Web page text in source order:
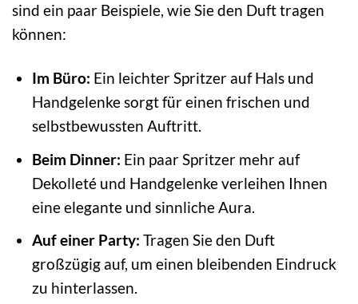
sind ein paar Beispiele, wie Sie den Duft tragen
können:
Im Büro: Ein leichter Spritzer auf Hals und
Handgelenke sorgt für einen frischen und
selbstbewussten Auftritt.
Beim Dinner: Ein paar Spritzer mehr auf
Dekolleté und Handgelenke verleihen Ihnen
eine elegante und sinnliche Aura.
Auf einer Party: Tragen Sie den Duft
großzügig auf, um einen bleibenden Eindruck
zu hinterlassen.